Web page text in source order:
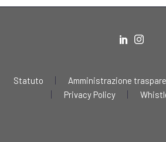
Statuto Amministrazione
Privacy Policy